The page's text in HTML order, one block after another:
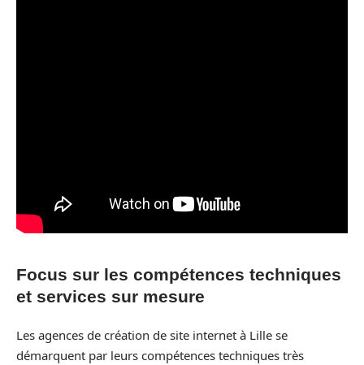
Focus sur les compétences techniques
et services sur mesure
Les agences de création de site internet à Lille se
démarquent par leurs compétences techniques très